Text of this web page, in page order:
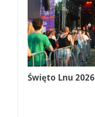
Święto Lnu 2026